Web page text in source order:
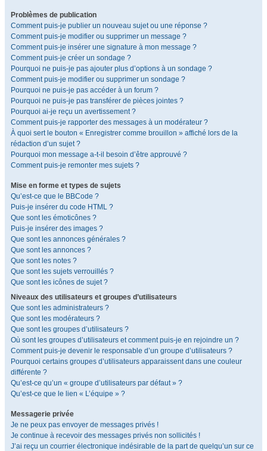
Problèmes de publication
Comment puis-je publier un nouveau sujet ou une réponse ?
Comment puis-je modifier ou supprimer un message ?
Comment puis-je insérer une signature à mon message ?
Comment puis-je créer un sondage ?
Pourquoi ne puis-je pas ajouter plus d’options à un sondage ?
Comment puis-je modifier ou supprimer un sondage ?
Pourquoi ne puis-je pas accéder à un forum ?
Pourquoi ne puis-je pas transférer de pièces jointes ?
Pourquoi ai-je reçu un avertissement ?
Comment puis-je rapporter des messages à un modérateur ?
À quoi sert le bouton « Enregistrer comme brouillon » affiché lors de la
rédaction d’un sujet ?
Pourquoi mon message a-t-il besoin d’être approuvé ?
Comment puis-je remonter mes sujets ?
Mise en forme et types de sujets
Qu’est-ce que le BBCode ?
Puis-je insérer du code HTML ?
Que sont les émoticônes ?
Puis-je insérer des images ?
Que sont les annonces générales ?
Que sont les annonces ?
Que sont les notes ?
Que sont les sujets verrouillés ?
Que sont les icônes de sujet ?
Niveaux des utilisateurs et groupes d’utilisateurs
Que sont les administrateurs ?
Que sont les modérateurs ?
Que sont les groupes d’utilisateurs ?
Où sont les groupes d’utilisateurs et comment puis-je en rejoindre un ?
Comment puis-je devenir le responsable d’un groupe d’utilisateurs ?
Pourquoi certains groupes d’utilisateurs apparaissent dans une couleur
différente ?
Qu’est-ce qu’un « groupe d’utilisateurs par défaut » ?
Qu’est-ce que le lien « L’équipe » ?
Messagerie privée
Je ne peux pas envoyer de messages privés !
Je continue à recevoir des messages privés non sollicités !
J’ai reçu un courrier électronique indésirable de la part de quelqu’un sur ce